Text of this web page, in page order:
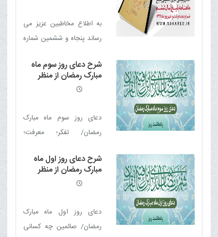
اشک؛ بهترین ابزار در مبارزه
منفی با دشمنان اهل بیت
ظلم ستیزی است / گریه؛
سلاح برنده امام سجاد علیه
السلام برای احیای نهضت
به امام حسین علیه السلام /
تعظیم شعائر حسینی / اشک
السلام / شرط قبولی گریه بر
امام حسین علیه السلام
به اطلاع مخاطبین عزیز می
رساند پنجاه و ششمین شماره
منتشر شد
شرح دعای روز سوم ماه
مبارک رمضان از منظر
معظم له
دعای روز سوم ماه مبارک
رمضان/ تفکر؛ معرفت؛
دوری از جهل و شتاب زدگی/
عالم بی عمل/ ماه مبارک
مفهوم جود و بخشش/
عنایتی از نوع بالاترین درجه
شرح دعای روز اول ماه
مبارک رمضان از منظر
معظم له
دعای روز اول ماه مبارک
رمضان/ صائمین چه کسانی